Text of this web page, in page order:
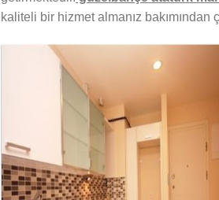
kaliteli bir hizmet almanız bakımından